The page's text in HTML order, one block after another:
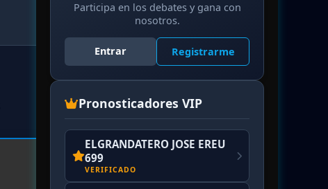
Participa en los debates y gana con
nosotros.
Entrar Registrarme
Pronosticadores VIP
ELGRANDATERO JOSE EREU
699
VERIFICADO